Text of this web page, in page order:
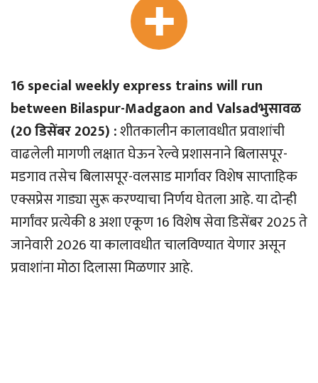
16 special weekly express trains will run
between Bilaspur-Madgaon and Valsadभुसावळ
(20 डिसेंबर 2025) :शीतकालीन कालावधीत प्रवाशांची
वाढलेली मागणी लक्षात घेऊन रेल्वे प्रशासनाने बिलासपूर-
मडगाव तसेच बिलासपूर-वलसाड मार्गावर विशेष साप्ताहिक
एक्सप्रेस गाड्या सुरू करण्याचा निर्णय घेतला आहे. या दोन्ही
मार्गांवर प्रत्येकी 8 अशा एकूण 16 विशेष सेवा डिसेंबर 2025 ते
जानेवारी 2026 या कालावधीत चालविण्यात येणार असून
प्रवाशांना मोठा दिलासा मिळणार आहे.